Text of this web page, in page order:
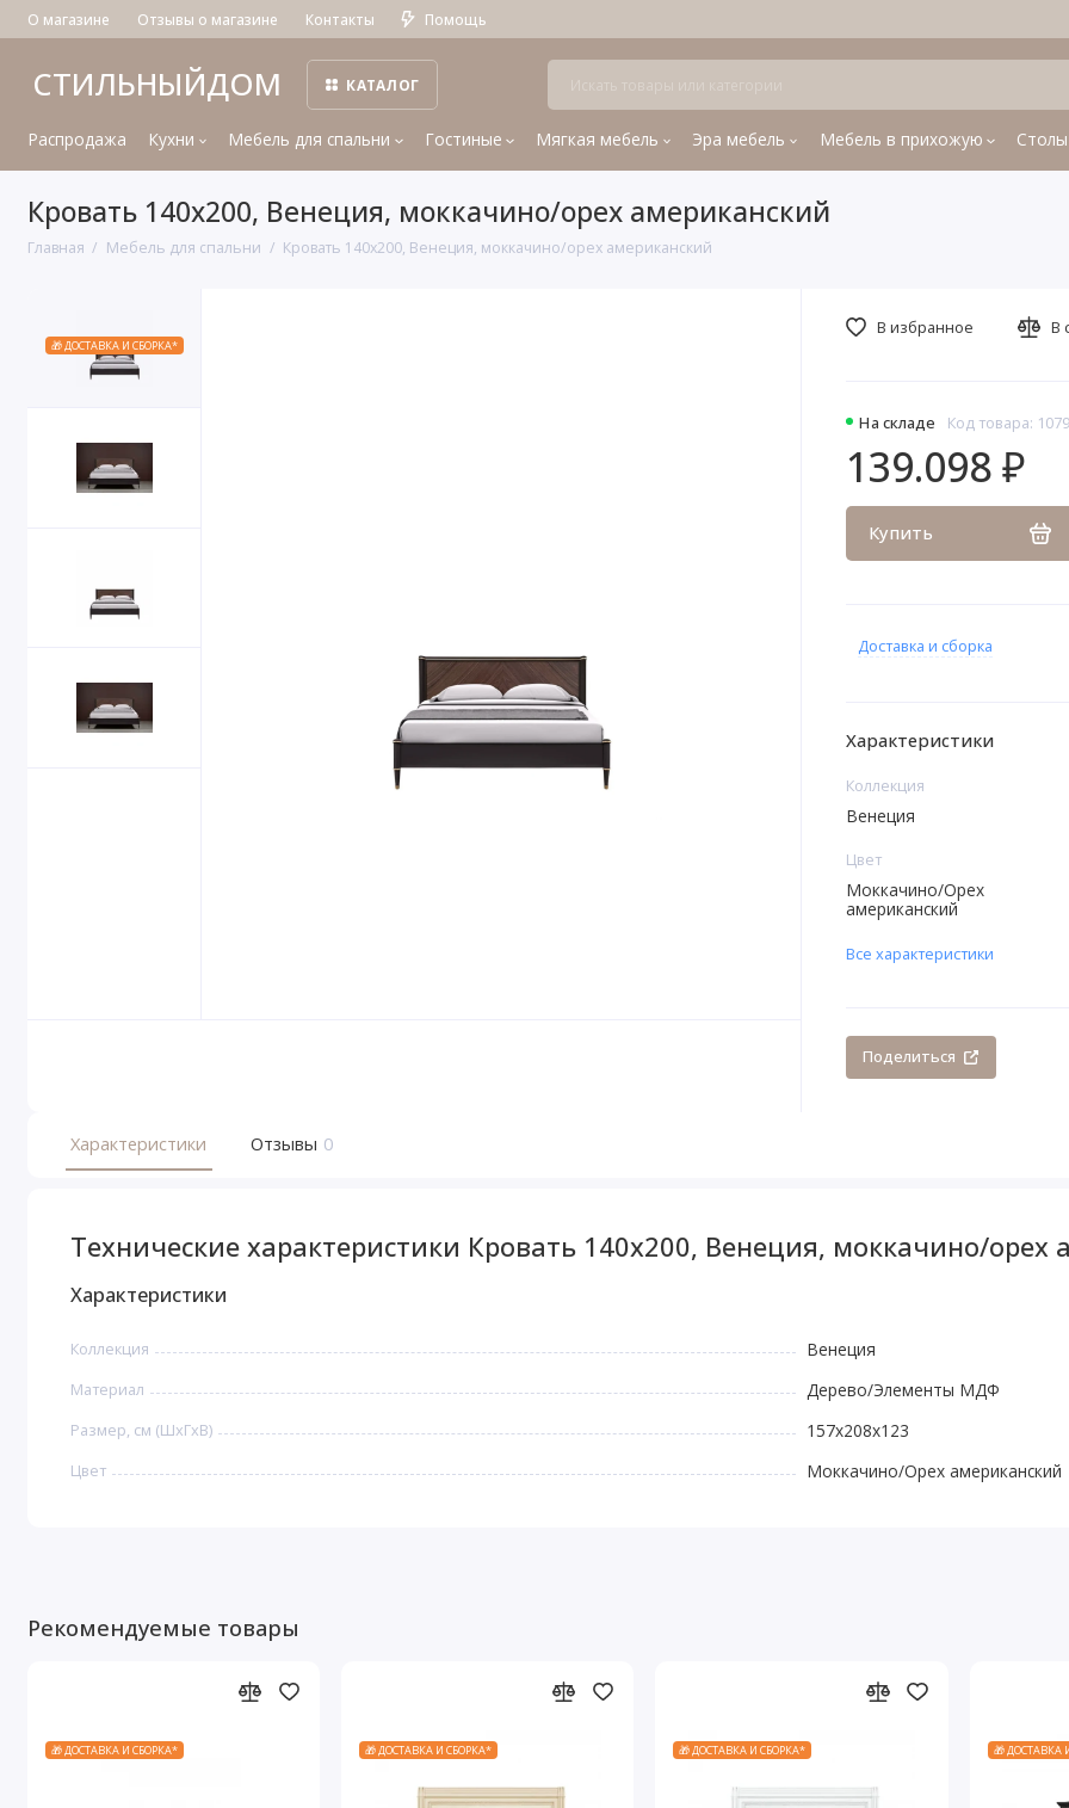
О магазине Отзывы о магазине Контакты Помощь
СТИЛЬНЫЙДОМ КАТАЛОГ
Распродажа Кухни Мебель для спальни Гостиные Мягкая мебель Эра мебель Мебель в прихожую Столы
Кровать 140x200, Венеция, моккачино/орех американский
Главная Мебель для спальни Кровать 140x200, Венеция, моккачино/орех американский
🎁 ДОСТАВКА И СБОРКА*
На складе Код товара:
139.098 ₽
Купить
В избранное В
Доставка и сборка
Характеристики
Коллекция
Венеция
Цвет
Моккачино/Орех
американский
Все характеристики
Поделиться
Характеристики Отзывы 0
Технические характеристики Кровать 140x200, Венеция, моккачино/орех
Характеристики
Коллекция Венеция
Материал Дерево/Элементы МДФ
Размер, см (ШхГхВ) 157x208x123
Цвет Моккачино/Орех американский
Рекомендуемые товары
🎁 ДОСТАВКА И СБОРКА* 🎁 ДОСТАВКА И СБОРКА* 🎁 ДОСТАВКА И СБОРКА* 🎁 ДОСТАВКА